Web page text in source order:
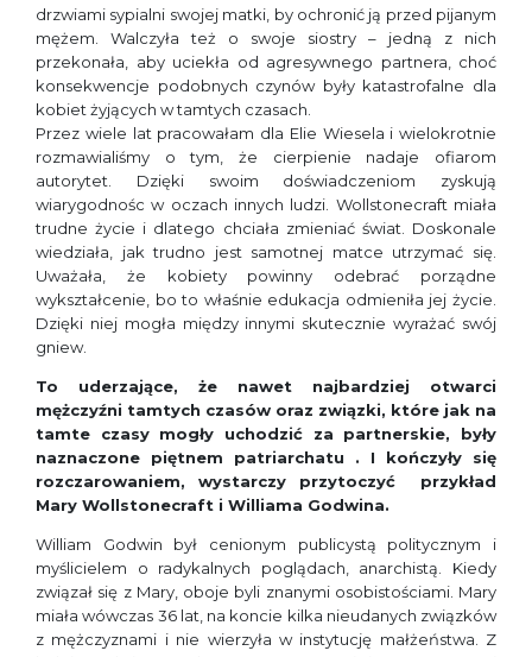
drzwiami sypialni swojej matki, by ochronić ją przed pijanym
mężem. Walczyła też o swoje siostry – jedną z nich
przekonała, aby uciekła od agresywnego partnera, choć
konsekwencje podobnych czynów były katastrofalne dla
kobiet żyjących w tamtych czasach.
Przez wiele lat pracowałam dla Elie Wiesela i wielokrotnie
rozmawialiśmy o tym, że cierpienie nadaje ofiarom
autorytet. Dzięki swoim doświadczeniom zyskują
wiarygodnośc w oczach innych ludzi. Wollstonecraft miała
trudne życie i dlatego chciała zmieniać świat. Doskonale
wiedziała, jak trudno jest samotnej matce utrzymać się.
Uważała, że kobiety powinny odebrać porządne
wykształcenie, bo to właśnie edukacja odmieniła jej życie.
Dzięki niej mogła między innymi skutecznie wyrażać swój
gniew.
To uderzające, że nawet najbardziej otwarci
mężczyźni tamtych czasów oraz związki, które jak na
tamte czasy mogły uchodzić za partnerskie, były
naznaczone piętnem patriarchatu . I kończyły się
rozczarowaniem, wystarczy przytoczyć przykład
Mary Wollstonecraft i Williama Godwina.
William Godwin był cenionym publicystą politycznym i
myślicielem o radykalnych poglądach, anarchistą. Kiedy
związał się z Mary, oboje byli znanymi osobistościami. Mary
miała wówczas 36 lat, na koncie kilka nieudanych związków
z mężczyznami i nie wierzyła w instytucję małżeństwa. Z